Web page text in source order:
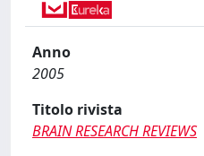
Anno
2005
Titolo rivista
BRAIN RESEARCH REVIEWS